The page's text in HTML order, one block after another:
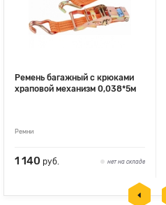
Ремень багажный с крюками
храповой механизм 0,038*5м
Ремни
1 140 руб. нет на складе